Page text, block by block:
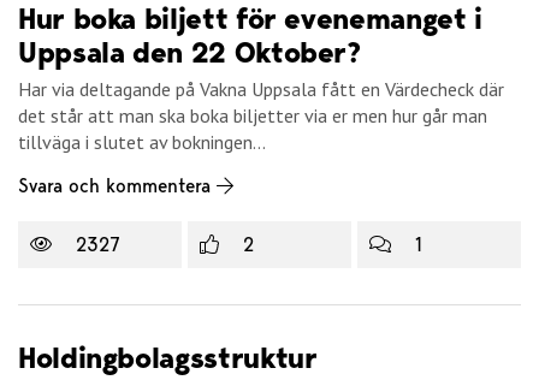
2327 2 1
Hur boka biljett för evenemanget i
Uppsala den 22 Oktober?
Har via deltagande på Vakna Uppsala fått en Värdecheck där
det står att man ska boka biljetter via er men hur går man
tillväga i slutet av bokningen...
Svara och kommentera
Holdingbolagsstruktur